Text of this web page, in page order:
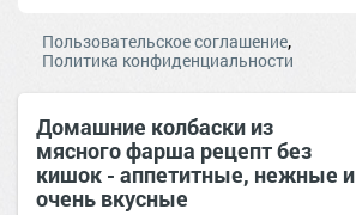
Пользовательское соглашение,
Политика конфиденциальности
Домашние колбаски из
мясного фарша рецепт без
кишок - аппетитные, нежные и
очень вкусные